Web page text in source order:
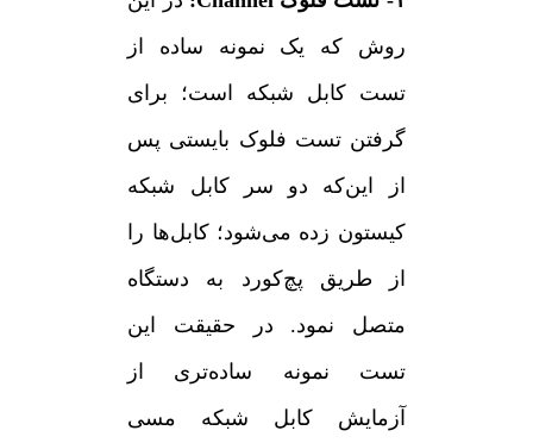
روش که یک نمونه ساده از
تست کابل شبکه است؛ برای
گرفتن تست فلوک بایستی پس
از این‌که دو سر کابل شبکه
کیستون زده می‌شود؛ کابل‌ها را
از طریق پچ‌کورد به دستگاه
متصل نمود. در حقیقت این
تست نمونه ساده‌تری از
آزمایش کابل شبکه مسی